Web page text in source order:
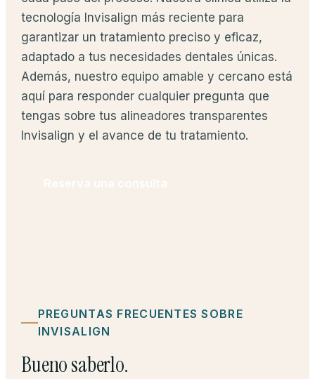
tecnología Invisalign más reciente para
garantizar un tratamiento preciso y eficaz,
adaptado a tus necesidades dentales únicas.
Además, nuestro equipo amable y cercano está
aquí para responder cualquier pregunta que
tengas sobre tus alineadores transparentes
Invisalign y el avance de tu tratamiento.
PREGUNTAS FRECUENTES SOBRE
INVISALIGN
Bueno saberlo.